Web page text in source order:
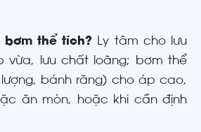
bơm thể tích? Ly tâm cho lưu
vừa, lưu chất loãng; bơm thể
bánh răng) cho áp cao,
ăn mòn, hoặc khi cần định